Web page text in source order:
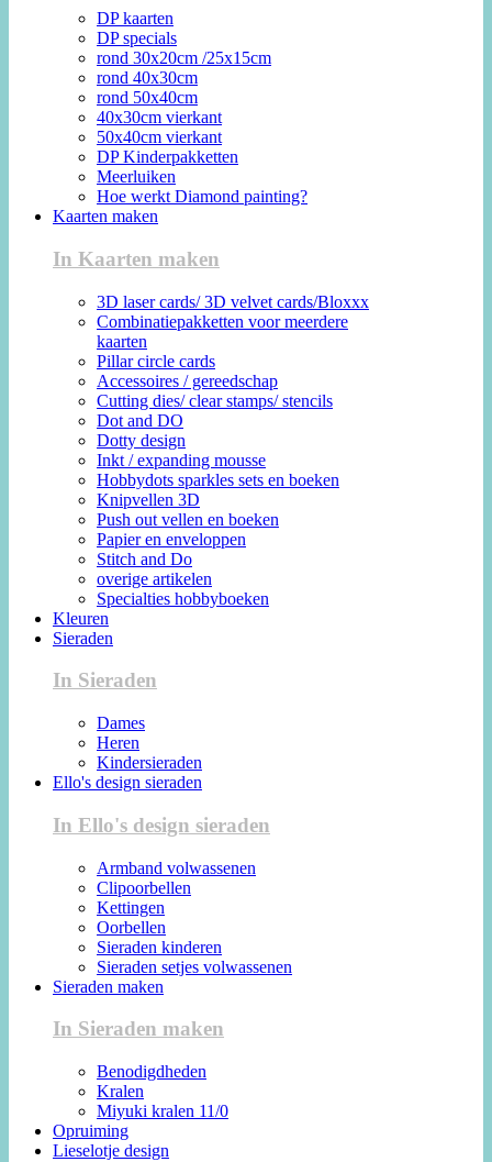
DP kaarten
DP specials
rond 30x20cm /25x15cm
rond 40x30cm
rond 50x40cm
40x30cm vierkant
50x40cm vierkant
DP Kinderpakketten
Meerluiken
Hoe werkt Diamond painting?
Kaarten maken
In Kaarten maken
3D laser cards/ 3D velvet cards/Bloxxx
Combinatiepakketten voor meerdere
kaarten
Pillar circle cards
Accessoires / gereedschap
Cutting dies/ clear stamps/ stencils
Dot and DO
Dotty design
Inkt / expanding mousse
Hobbydots sparkles sets en boeken
Knipvellen 3D
Push out vellen en boeken
Papier en enveloppen
Stitch and Do
overige artikelen
Specialties hobbyboeken
Kleuren
Sieraden
In Sieraden
Dames
Heren
Kindersieraden
Ello's design sieraden
In Ello's design sieraden
Armband volwassenen
Clipoorbellen
Kettingen
Oorbellen
Sieraden kinderen
Sieraden setjes volwassenen
Sieraden maken
In Sieraden maken
Benodigdheden
Kralen
Miyuki kralen 11/0
Opruiming
Lieselotje design